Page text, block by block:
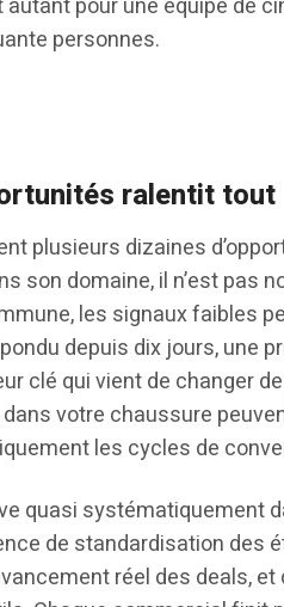
pour une équipe de
personnes.
ralentit tout
plusieurs dizaines
son domaine, il n’est pas
les signaux faibles
depuis dix jours, une
clé qui vient de changer
votre chaussure
les cycles de
quasi systématiquement
de standardisation des
réel des deals,